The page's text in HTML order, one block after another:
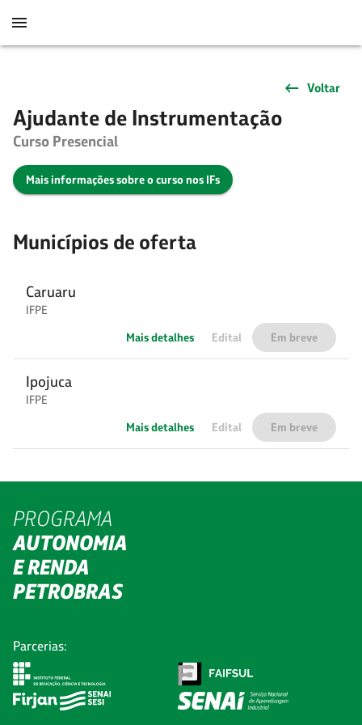
Voltar
Ajudante de Instrumentação
Curso Presencial
Mais informações sobre o curso nos IFs
Municípios de oferta
Caruaru
IFPE
Mais detalhes Edital Em breve
Ipojuca
IFPE
Mais detalhes Edital Em breve
PROGRAMA
AUTONOMIA
E RENDA
PETROBRAS
Parcerias: